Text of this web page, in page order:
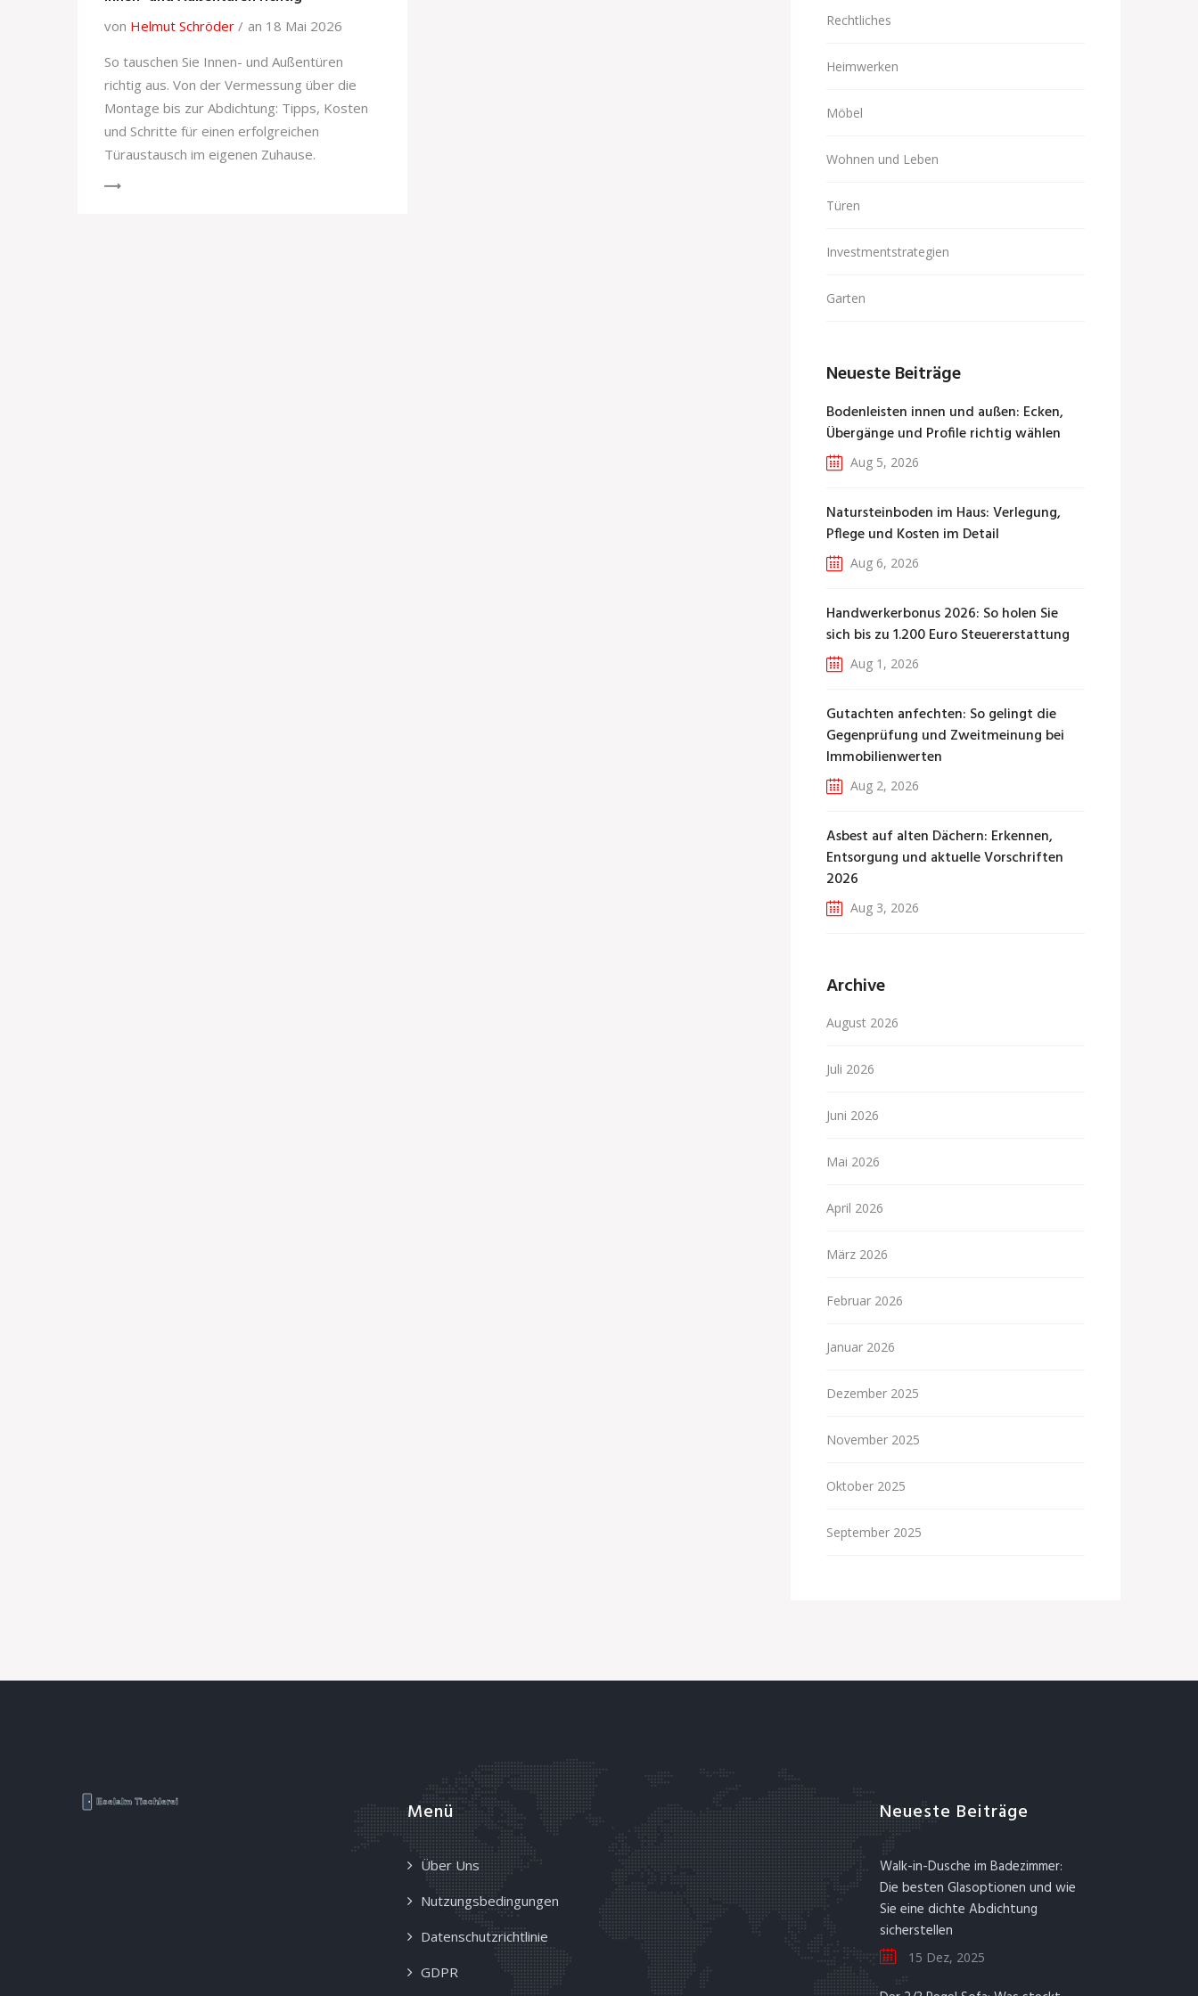
von Helmut Schröder
an 18 Mai 2026
So tauschen Sie Innen- und Außentüren
richtig aus. Von der Vermessung über die
Montage bis zur Abdichtung: Tipps, Kosten
und Schritte für einen erfolgreichen
Türaustausch im eigenen Zuhause.
Rechtliches
Heimwerken
Möbel
Wohnen und Leben
Türen
Investmentstrategien
Garten
Neueste Beiträge
Bodenleisten innen und außen: Ecken,
Übergänge und Profile richtig wählen
Aug 5, 2026
Natursteinboden im Haus: Verlegung,
Pflege und Kosten im Detail
Aug 6, 2026
Handwerkerbonus 2026: So holen Sie
sich bis zu 1.200 Euro Steuererstattung
Aug 1, 2026
Gutachten anfechten: So gelingt die
Gegenprüfung und Zweitmeinung bei
Immobilienwerten
Aug 2, 2026
Asbest auf alten Dächern: Erkennen,
Entsorgung und aktuelle Vorschriften
2026
Aug 3, 2026
Archive
August 2026
Juli 2026
Juni 2026
Mai 2026
April 2026
März 2026
Februar 2026
Januar 2026
Dezember 2025
November 2025
Oktober 2025
September 2025
Menü
Über Uns
Nutzungsbedingungen
Datenschutzrichtlinie
GDPR
Neueste Beiträge
Walk-in-Dusche im Badezimmer:
Die besten Glasoptionen und wie
Sie eine dichte Abdichtung
sicherstellen
15 Dez, 2025